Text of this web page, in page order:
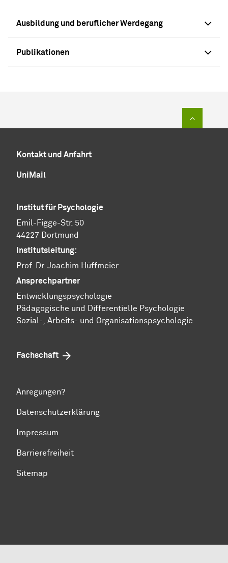
Ausbildung und beruflicher Werdegang
Publikationen
Kontakt und Anfahrt
UniMail
Institut für Psychologie
Emil-Figge-Str. 50
44227 Dortmund
Institutsleitung:
Prof. Dr. Joachim Hüffmeier
Ansprechpartner
Ent­wick­lungs­psy­cho­lo­gie
Pä­da­go­gi­sche und Dif­fe­ren­ti­el­le Psy­cho­lo­gie
​​​​​​​Sozial-, Ar­beits- und Or­ga­ni­sa­tions­psy­cho­lo­gie
Fachschaft
Anregungen?
Datenschutzerklärung
Impressum
Barrierefreiheit
Sitemap